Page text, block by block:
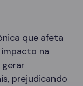
que afeta
na
prejudicando